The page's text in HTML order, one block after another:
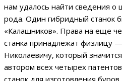
нам удалось найти сведения о
рода. Один гибридный станок
«Калашников». Права на еще
станка принадлежат физлицу
Николаевичу, который
автором всех четырех